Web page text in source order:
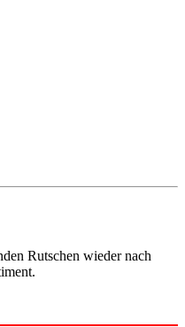
Rutschen wieder nach